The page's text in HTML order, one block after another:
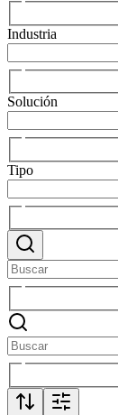
Industria
Solución
Tipo